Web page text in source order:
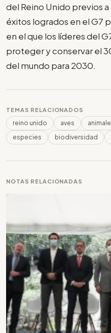
del Reino Unido previos a
éxitos logrados en el G7
en el que los líderes del
proteger y conservar el
del mundo para 2030.
TEMAS RELACIONADOS
reino unido aves
especies
biodiversidad
NOTAS RELACIONADAS